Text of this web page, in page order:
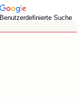
Benutzerdefinierte Suche